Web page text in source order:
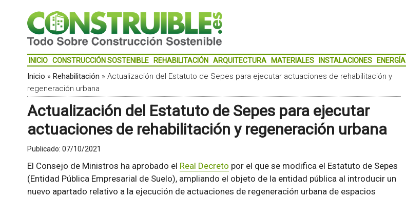
INICIO CONSTRUCCIÓN SOSTENIBLE REHABILITACIÓN ARQUITECTURA MATERIALES INSTALACIONES ENERGÍA
Inicio » Rehabilitación » Actualización del Estatuto de Sepes para ejecutar actuaciones de rehabilitación y
regeneración urbana
Actualización del Estatuto de Sepes para ejecutar
actuaciones de rehabilitación y regeneración urbana
Publicado: 07/10/2021
El Consejo de Ministros ha aprobado el Real Decreto por el que se modifica el Estatuto de Sepes
(Entidad Pública Empresarial de Suelo), ampliando el objeto de la entidad pública al introducir un
nuevo apartado relativo a la ejecución de actuaciones de regeneración urbana de espacios